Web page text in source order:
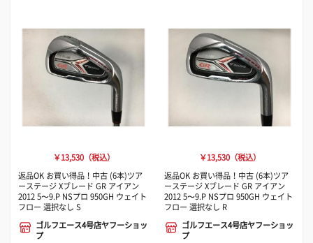
￥13,530（税込）
返品OK お買い得品！中古 (6本)ツア
ーステージ Xブレード GR アイアン
2012 5〜9.P NSプロ 950GH ウェイト
フロー 選択なし S
ゴルフエース4号店ヤフーショッ
プ
￥13,530（税込）
返品OK お買い得品！中古 (6本)ツア
ーステージ Xブレード GR アイアン
2012 5〜9.P NSプロ 950GH ウェイト
フロー 選択なし R
ゴルフエース4号店ヤフーショッ
プ